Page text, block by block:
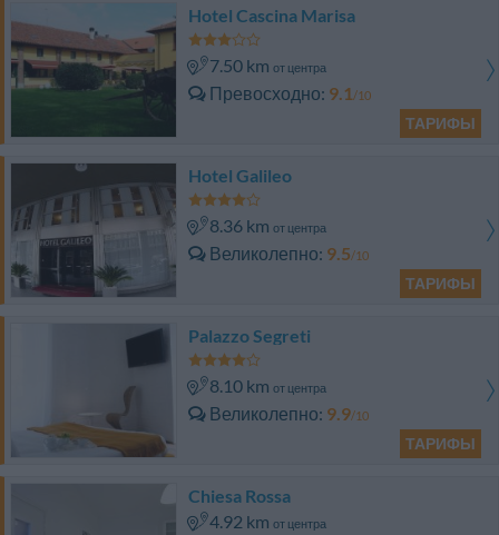
Hotel Cascina Marisa
7.50 km от центра
Превосходно 9.1/10
ТАРИФЫ
Hotel Galileo
8.36 km от центра
Великолепно 9.5/10
ТАРИФЫ
Palazzo Segreti
8.10 km от центра
Великолепно 9.9/10
ТАРИФЫ
Chiesa Rossa
4.92 km от центра